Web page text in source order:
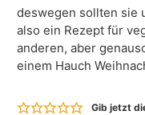
deswegen sollten sie
also ein Rezept für
anderen, aber
einem Hauch
Gib jetzt